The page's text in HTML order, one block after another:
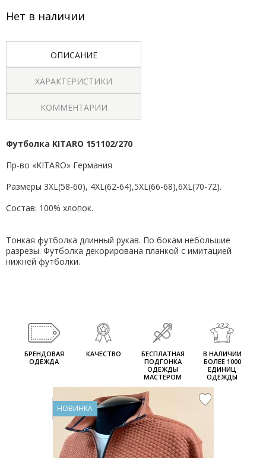
Нет в наличии
ОПИСАНИЕ
ХАРАКТЕРИСТИКИ
КОММЕНТАРИИ
Футболка KITARO 151102/270
Пр-во «KITARO» Германия
Размеры 3XL(58-60), 4XL(62-64),5XL(66-68),6XL(70-72).
Состав: 100% хлопок.
Тонкая футболка длинный рукав. По бокам небольшие
разрезы. Футболка декорирована планкой с имитацией
нижней футболки.
БРЕНДОВАЯ
ОДЕЖДА
КАЧЕСТВО
БЕСПЛАТНАЯ
ПОДГОНКА
ОДЕЖДЫ
МАСТЕРОМ
В НАЛИЧИИ
БОЛЕЕ 1000
ЕДИНИЦ
ОДЕЖДЫ
НОВИНКА